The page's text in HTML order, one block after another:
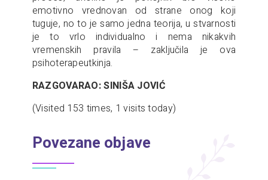
emotivno vrednovan od strane onog koji
tuguje, no to je samo jedna teorija, u stvarnosti
je to vrlo individualno i nema nikakvih
vremenskih pravila – zaključila je ova
psihoterapeutkinja.
RAZGOVARAO: SINIŠA JOVIĆ
(Visited 153 times, 1 visits today)
Povezane objave